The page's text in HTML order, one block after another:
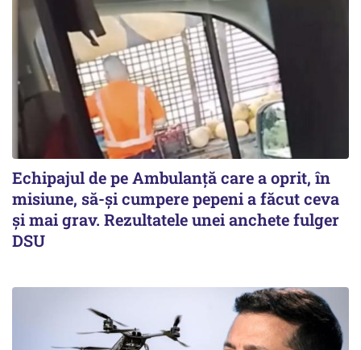
Echipajul de pe Ambulanță care a oprit, în
misiune, să-și cumpere pepeni a făcut ceva
și mai grav. Rezultatele unei anchete fulger
DSU